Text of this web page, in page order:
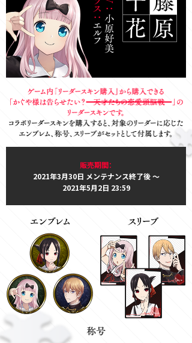
販売期間：
2021年3月30日 メンテナンス終了後 ～
2021年5月2日 23:59